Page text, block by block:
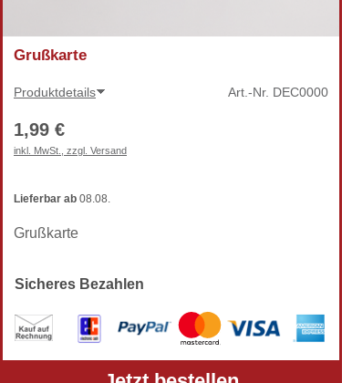
Grußkarte
Produktdetails Art.-Nr. DEC0000
1,99 €
inkl. MwSt., zzgl. Versand
Lieferbar ab 08.08.
Grußkarte
Sicheres Bezahlen